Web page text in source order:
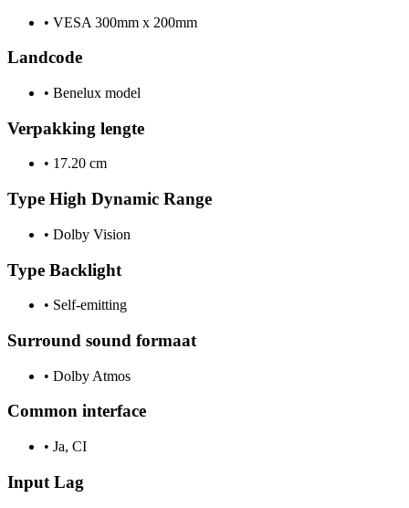
• VESA 300mm x 200mm
Landcode
• Benelux model
Verpakking lengte
• 17.20 cm
Type High Dynamic Range
• Dolby Vision
Type Backlight
• Self-emitting
Surround sound formaat
• Dolby Atmos
Common interface
• Ja, CI
Input Lag